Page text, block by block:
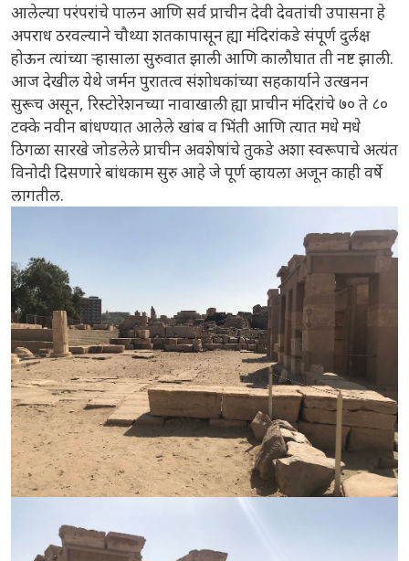
आलेल्या परंपरांचे पालन आणि सर्व प्राचीन देवी देवतांची उपासना हे
अपराध ठरवल्याने चौथ्या शतकापासून ह्या मंदिरांकडे संपूर्ण दुर्लक्ष
होऊन त्यांच्या ऱ्हासाला सुरुवात झाली आणि कालौघात ती नष्ट झाली.
आज देखील येथे जर्मन पुरातत्व संशोधकांच्या सहकार्याने उत्खनन
सुरूच असून, रिस्टोरेशनच्या नावाखाली ह्या प्राचीन मंदिरांचे ७० ते ८०
टक्के नवीन बांधण्यात आलेले खांब व भिंती आणि त्यात मधे मधे
ठिगळा सारखे जोडलेले प्राचीन अवशेषांचे तुकडे अशा स्वरूपाचे अत्यंत
विनोदी दिसणारे बांधकाम सुरु आहे जे पूर्ण व्हायला अजून काही वर्षे
लागतील.